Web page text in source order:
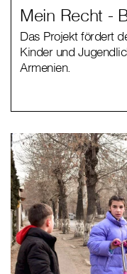
Mein Recht -
Das Projekt fördert
Kinder und
Armenien.